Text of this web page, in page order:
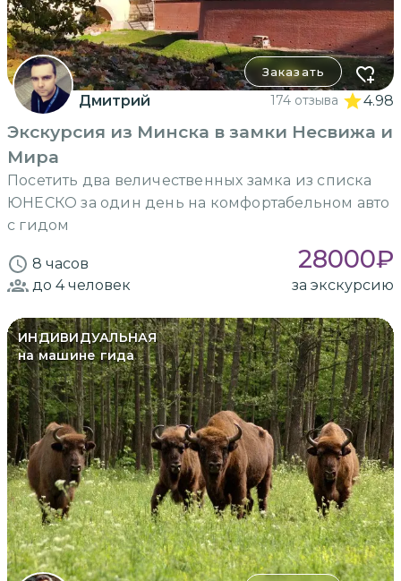
Заказать
Дмитрий 174 отзыва 4.98
Экскурсия из Минска в замки Несвижа и
Мира
Посетить два величественных замка из списка
ЮНЕСКО за один день на комфортабельном авто
с гидом
8 часов 28000₽
до 4человек за экскурсию
ИНДИВИДУАЛЬНАЯ
на машине гида